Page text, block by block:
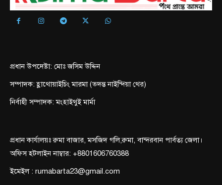
প্রধান উপদেষ্টা: মোঃ জসিম উদ্দিন
সম্পাদক: হ্লাথোয়াইচিং মারমা (ভদন্ত নাইন্দিয়া থের)
নির্বাহী সম্পাদক: মংহাইথুই মার্মা
প্রধান কার্যালয়ঃ রুমা বাজার, মসজিদ গলি,রুমা, বান্দরবান পার্বত্য জেলা।
অফিস হটলাইন নাম্বার: +8801606760388
ইমেইল : rumabarta23@gmail.com